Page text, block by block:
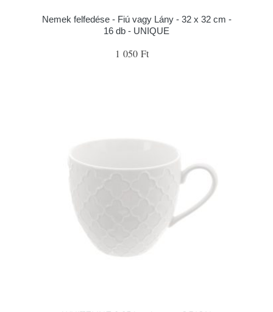
Nemek felfedése - Fiú vagy Lány - 32 x 32 cm -
16 db - UNIQUE
1 050 Ft